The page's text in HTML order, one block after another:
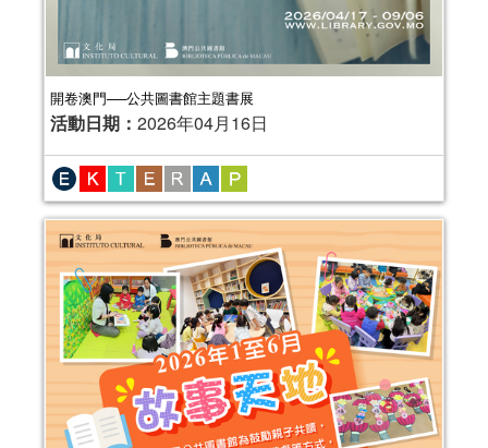
開卷澳門──公共圖書館主題書展
活動日期： 2026年04月16日